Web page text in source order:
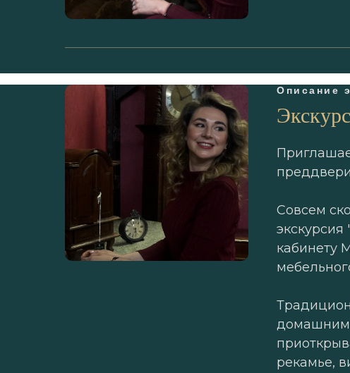
Описание
Совсем
кабинету
домашним
рекамье,